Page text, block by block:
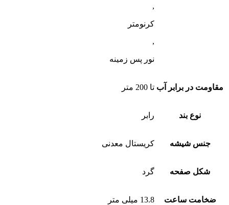
,
کرنومتر
,
نور پس زمینه
مقاومت در برابر آب تا 200 متر
نوع بند رابر
جنس شیشه کریستال معدنی
شکل صفحه گرد
ضخامت ساعت 13.8 میلی متر